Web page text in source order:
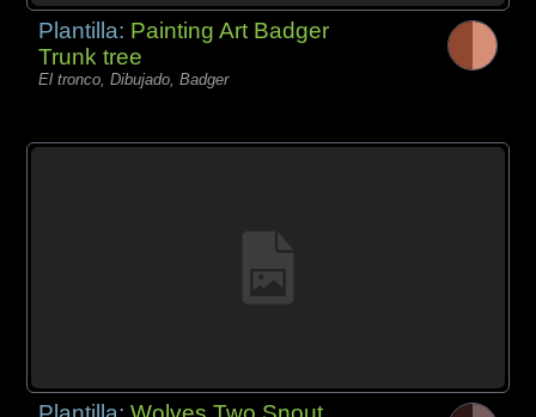
Plantilla: Painting Art Badger
Trunk tree
El tronco, Dibujado, Badger